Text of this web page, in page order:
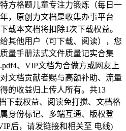
格题儿童专注力锻炼（每日一
，原创力文档是收集办事平台
载本文档将扣除1次下载权益。
其他用户（可下载、阅读），您
量手册法式文件质量记实合集
、VIP文档为合做方或网友上
文档贡献者赐与高额补助、流量
的收益归上传人所有。共13
下载权益、阅读免打搅、文档格
身份标记、多端互通、版权登
后，请发链接和相关至 电线)